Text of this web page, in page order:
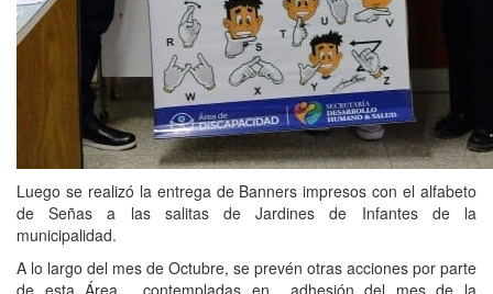
Luego se realizó la entrega de Banners impresos con el alfabeto
de Señas a las salitas de Jardines de Infantes de la
municipalidad.
A lo largo del mes de Octubre, se prevén otras acciones por parte